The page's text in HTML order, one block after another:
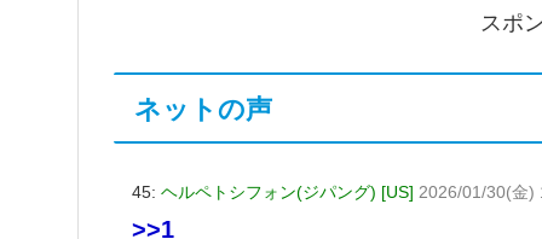
スポ
ネットの声
45: ヘルペトシフォン(ジパング) [US] 2026/01/30(金)
>>1